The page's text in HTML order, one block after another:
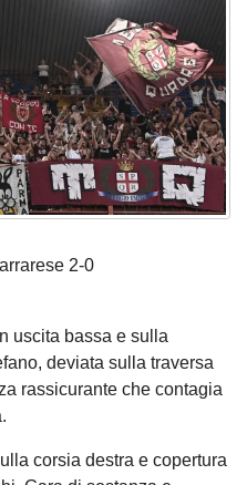
2-0
uscita bassa e sulla
deviata sulla traversa
rassicurante che contagia
corsia destra e copertura